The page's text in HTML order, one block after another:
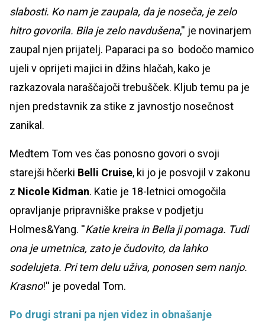
slabosti. Ko nam je zaupala, da je noseča, je zelo
hitro govorila. Bila je zelo navdušena,'' je novinarjem
zaupal njen prijatelj. Paparaci pa so bodočo mamico
ujeli v oprijeti majici in džins hlačah, kako je
razkazovala naraščajoči trebušček. Kljub temu pa je
njen predstavnik za stike z javnostjo nosečnost
zanikal.
Medtem Tom ves čas ponosno govori o svoji
starejši hčerki Belli Cruise, ki jo je posvojil v zakonu
z Nicole Kidman. Katie je 18-letnici omogočila
opravljanje pripravniške prakse v podjetju
Holmes&Yang. ''Katie kreira in Bella ji pomaga. Tudi
ona je umetnica, zato je čudovito, da lahko
sodelujeta. Pri tem delu uživa, ponosen sem nanjo.
Krasno!'' je povedal Tom.
Po drugi strani pa njen videz in obnašanje